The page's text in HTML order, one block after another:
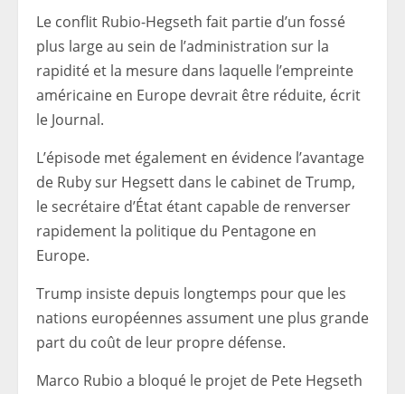
Le conflit Rubio-Hegseth fait partie d’un fossé
plus large au sein de l’administration sur la
rapidité et la mesure dans laquelle l’empreinte
américaine en Europe devrait être réduite, écrit
le Journal.
L’épisode met également en évidence l’avantage
de Ruby sur Hegsett dans le cabinet de Trump,
le secrétaire d’État étant capable de renverser
rapidement la politique du Pentagone en
Europe.
Trump insiste depuis longtemps pour que les
nations européennes assument une plus grande
part du coût de leur propre défense.
Marco Rubio a bloqué le projet de Pete Hegseth